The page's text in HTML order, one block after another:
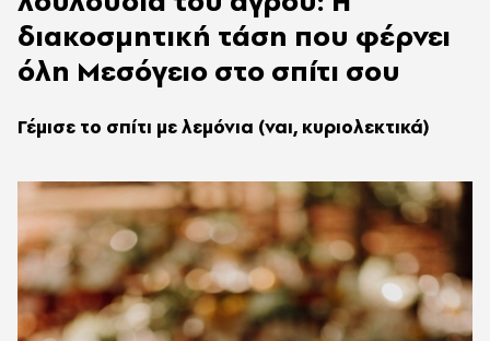
διακοσμητική τάση που φέρνει
όλη Μεσόγειο στο σπίτι σου
Γέμισε το σπίτι με λεμόνια (ναι, κυριολεκτικά)